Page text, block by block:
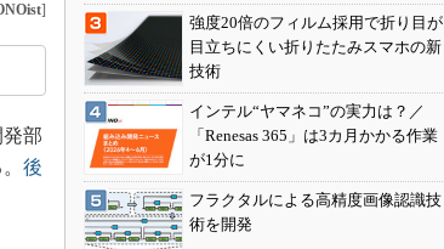
]
部
後
強度20倍のフィルム採用で折り目が
目立ちにくい折りたたみスマホの新
技術
インテル“ヤマネコ”の実力は？／
「Renesas 365」は3カ月かかる作業
が1分に
フラクタルによる高精度画像認識技
術を開発